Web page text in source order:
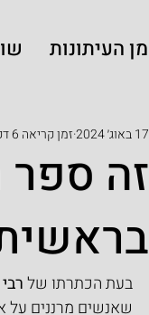
מן העיתונות
זה
17 באוג׳ 2024 זמן קריאה 6 דקות
בעת הכתרתו של
שאנשים מרננים על